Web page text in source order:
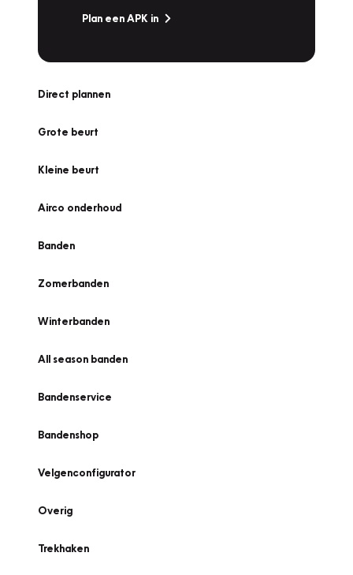
Plan een APK in
Direct plannen
Grote beurt
Kleine beurt
Airco onderhoud
Banden
Zomerbanden
Winterbanden
All season banden
Bandenservice
Bandenshop
Velgenconfigurator
Overig
Trekhaken